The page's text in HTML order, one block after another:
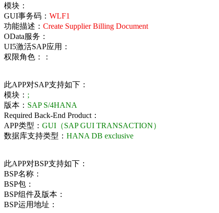
模块：
GUI事务码： WLF1
功能描述： Create Supplier Billing Document
OData服务：
UI5激活SAP应用：
权限角色：：
此APP对SAP支持如下：
模块： ;
版本： SAP S/4HANA
Required Back-End Product：
APP类型： GUI（SAP GUI TRANSACTION）
数据库支持类型： HANA DB exclusive
此APP对BSP支持如下：
BSP名称：
BSP包：
BSP组件及版本：
BSP运用地址：